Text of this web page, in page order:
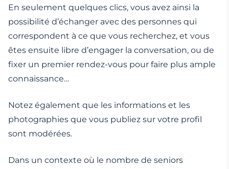
En seulement quelques clics, vous avez ainsi la
possibilité d’échanger avec des personnes qui
correspondent à ce que vous recherchez, et vous
êtes ensuite libre d’engager la conversation, ou de
fixer un premier rendez-vous pour faire plus ample
connaissance…
Notez également que les informations et les
photographies que vous publiez sur votre profil
sont modérées.
Dans un contexte où le nombre de seniors